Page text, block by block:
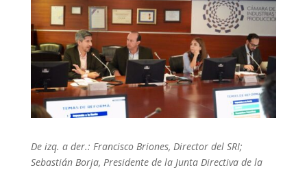
De izq. a der.: Francisco Briones, Director del SRI;
Sebastián Borja, Presidente de la Junta Directiva de la